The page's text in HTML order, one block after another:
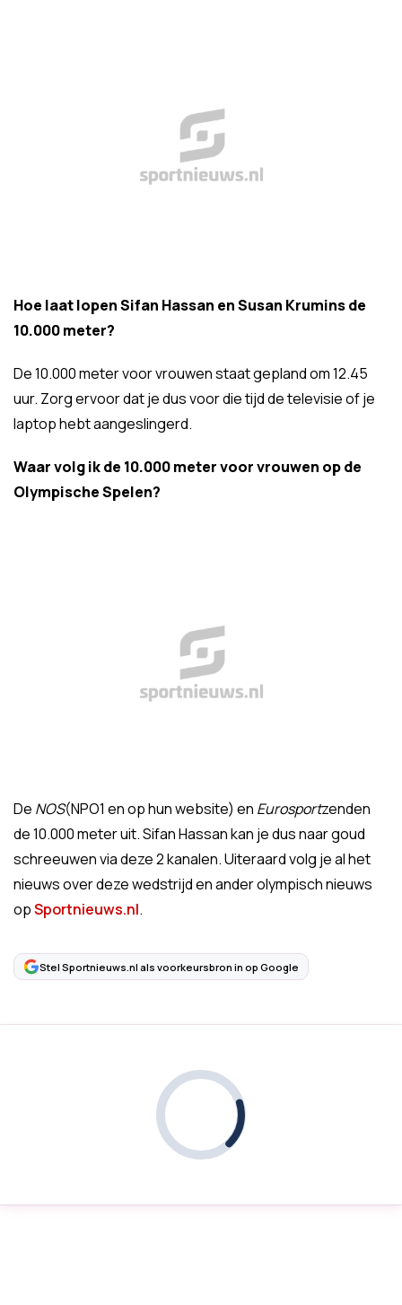
Hoe laat lopen Sifan Hassan en Susan Krumins de
10.000 meter?
De 10.000 meter voor vrouwen staat gepland om 12.45
uur. Zorg ervoor dat je dus voor die tijd de televisie of je
laptop hebt aangeslingerd.
Waar volg ik de 10.000 meter voor vrouwen op de
Olympische Spelen?
De NOS(NPO1 en op hun website) en Eurosportzenden
de 10.000 meter uit. Sifan Hassan kan je dus naar goud
schreeuwen via deze 2 kanalen. Uiteraard volg je al het
nieuws over deze wedstrijd en ander olympisch nieuws
opSportnieuws.nl.
Stel Sportnieuws.nl als voorkeursbron in op Google